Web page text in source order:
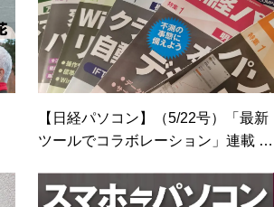
【日経パソコン】（5/22号）「最新
ツールでコラボレーション」連載 第